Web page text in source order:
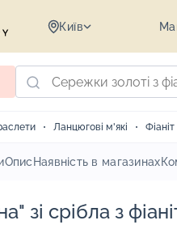
Київ
Ланцюгові м'які Фіаніт
Опис Наявність в магазинах
зі срібла з